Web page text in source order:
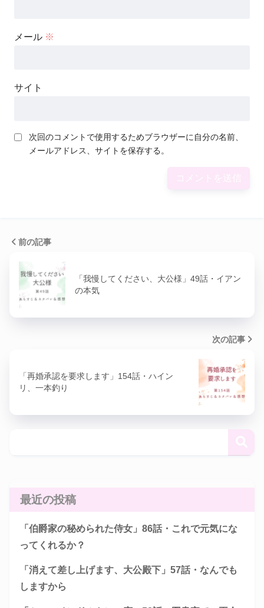
メール ※
サイト
次回のコメントで使用するためブラウザーに自分の名前、
メールアドレス、サイトを保存する。
前の記事
「我慢してください、大公様」49話・イアン
の本気
次の記事
「再婚承認を要求します」154話・ハイン
リ、一本釣り
最近の投稿
「伯爵家の秘められた侍女」86話・これで元気にな
ってくれるか？
「消えて差し上げます、大公殿下」57話・なんでも
しますから